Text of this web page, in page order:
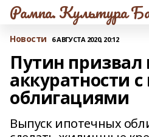
Рампа. Культура
Новости 6 АВГУСТА 2020, 20:12
Путин призвал
аккуратности
облигациями
Выпуск ипотечных